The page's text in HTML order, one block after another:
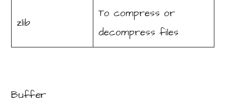
zlib
To compress or
decompress files
Buffer